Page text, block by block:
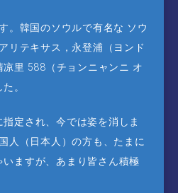
。韓国のソウルで有名な ソウ
リテキサス，永登浦（ヨンド
里 588（チョンニャンニ オ
。
定され、今では姿を消しま
人（日本人）の方も、たまに
ますが、あまり皆さん積極